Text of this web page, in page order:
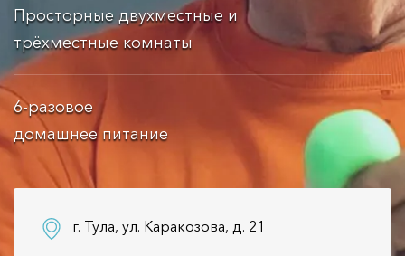
Просторные двухместные и
трёхместные комнаты
6-разовое
домашнее питание
г. Тула, ул. Каракозова, д. 21